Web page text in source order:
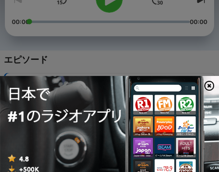
00:00 00:00
エピソード
60-中級日本語の単語（一人旅って楽しい？）
13 11月 2023
66 - 59-中級日本語の単語（優先席を譲るべきか）
58-初級日本語の単語（色について話す）
11 10月 2023